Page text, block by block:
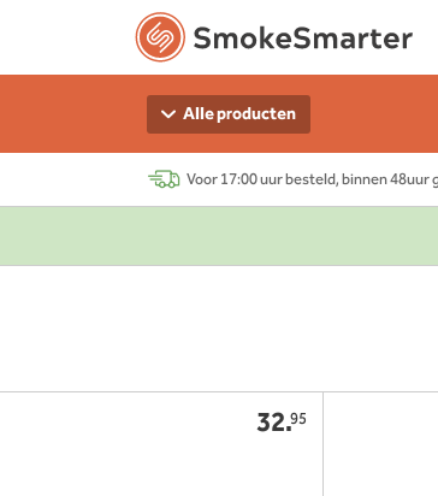
Alle producten
Voor 17:00 uur besteld, binnen 48uur
32.95